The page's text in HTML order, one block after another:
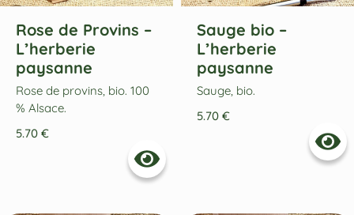
Rose de Provins –
L’herberie
paysanne
Rose de provins, bio. 100
% Alsace.
5.70 €
Sauge bio –
L’herberie
paysanne
Sauge, bio.
5.70 €